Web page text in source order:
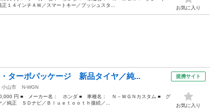
４インチＡＷ／スマートキー／プッシュスタ...
お気に入り
ターボパッケージ 新品タイヤ／純...
小山市
N-WGN
円 ■ メーカー名： ホンダ ■ 車種名： Ｎ－ＷＧＮカスタム ■ グ
純正 ＳＤナビ／Ｂｌｕｅｔｏｏｔｈ接続／...
提携サイト
お気に入り